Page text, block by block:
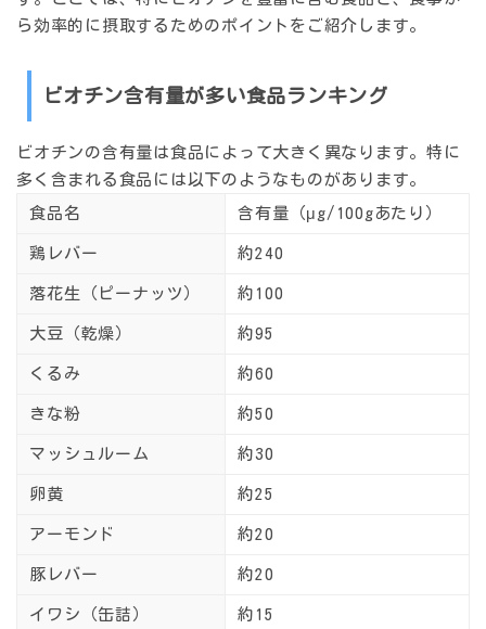
ら効率的に摂取するためのポイントをご紹介します。
ビオチン含有量が多い食品ランキング
ビオチンの含有量は食品によって大きく異なります。特に
多く含まれる食品には以下のようなものがあります。
食品名 含有量（μg/100gあたり）
鶏レバー 約240
落花生（ピーナッツ） 約100
大豆（乾燥） 約95
くるみ 約60
きな粉 約50
マッシュルーム 約30
卵黄 約25
アーモンド 約20
豚レバー 約20
イワシ（缶詰） 約15